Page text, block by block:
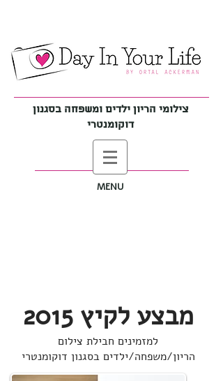
צילומי הריון ילדים ומשפחה בסגנון
דוקומנטרי
MENU
מבצע לקיץ 2015
למזמינים חבילת צילום
הריון/משפחה/ילדים בסגנון דוקומנטרי